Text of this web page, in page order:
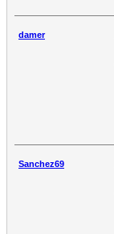
damer
Sanchez69